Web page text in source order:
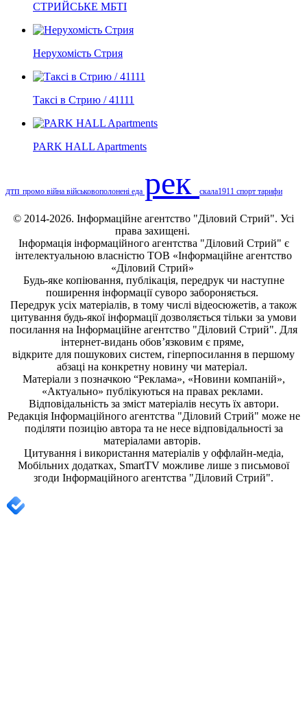
СТРИЙСЬКЕ МБТІ
Нерухомість Стрия
Таксі в Стрию / 41111
PARK HALL Apartments
дтп промо війна військовополонені еда рек скала1911 спорт тарифи
© 2014-2026. Інформаційне агентство "Діловий Стрий". Усі
права захищені.
Інформація інформаційного агентства "Діловий Стрий" є
інтелектуальною власністю ТОВ «Інформаційне агентство
«Діловий Стрий»
Будь-яке копiювання, публiкацiя, передрук чи наступне
поширення iнформацiї суворо забороняється.
Передрук усіх матеріалів, в тому числі відеосюжетів, а також
цитування будь-якої інформації дозволяється тільки за умови
посилання на Інформаційне агентство "Діловий Стрий". Для
інтернет-видань обов’язковим є пряме,
відкрите для пошукових систем, гіперпосилання в першому
абзаці на конкретну новину чи матеріал.
Матеріали з позначкою “Реклама», «Новини компаній»,
«Актуально» публікуються на правах реклами.
Відповідальність за зміст матеріалів несуть їх автори.
Редакція Інформаційного агентства "Діловий Стрий" може не
поділяти позицію автора та не несе відповідальності за
матеріалами авторів.
Цитування і використання матеріалів у оффлайн-медіа,
Мобільних додатках, SmartTV можливе лише з письмової
згоди Інформаційного агентства "Діловий Стрий".